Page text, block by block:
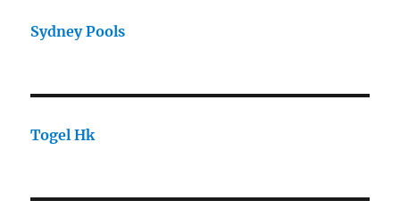
Sydney Pools
Togel Hk